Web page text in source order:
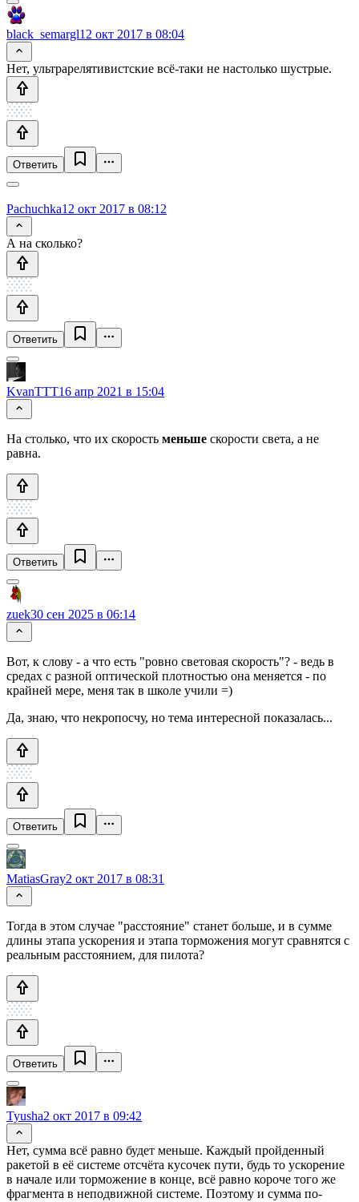
black_semargl12 окт 2017 в 08:04
Нет, ультрарелятивистские всё-таки не настолько шустрые.
Ответить
Pachuchka12 окт 2017 в 08:12
А на сколько?
Ответить
KvanTTT16 апр 2021 в 15:04
На столько, что их скорость меньше скорости света, а не
равна.
Ответить
zuek30 сен 2025 в 06:14
Вот, к слову - а что есть "ровно световая скорость"? - ведь в
средах с разной оптической плотностью она меняется - по
крайней мере, меня так в школе учили =)
Да, знаю, что некропосчу, но тема интересной показалась...
Ответить
MatiasGray2 окт 2017 в 08:31
Тогда в этом случае "расстояние" станет больше, и в сумме
длины этапа ускорения и этапа торможения могут сравнятся с
реальным расстоянием, для пилота?
Ответить
Tyusha2 окт 2017 в 09:42
Нет, сумма всё равно будет меньше. Каждый пройденный
ракетой в её системе отсчёта кусочек пути, будь то ускорение
в начале или торможение в конце, всё равно короче того же
фрагмента в неподвижной системе. Поэтому и сумма по-